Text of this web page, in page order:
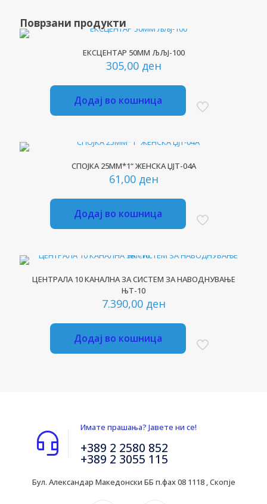
Поврзани продукти
ЕКСЦЕНТАР 50ММ ЉЉЈ-100
305,00 ден
Додај во кошница
СПОЈКА 25ММ*1“ ЖЕНСКА ЏЈТ-04А
61,00 ден
Додај во кошница
ЦЕНТРАЛА 10 КАНАЛНА ЗА СИСТЕМ ЗА НАВОДНУВАЊЕ
ЊТ-10
7.390,00 ден
Додај во кошница
Имате прашања? Јавете ни се!
+389 2 2580 852
+389 2 3055 115
Бул. Александар Македонски ББ п.фах 08 1118 , Скопје